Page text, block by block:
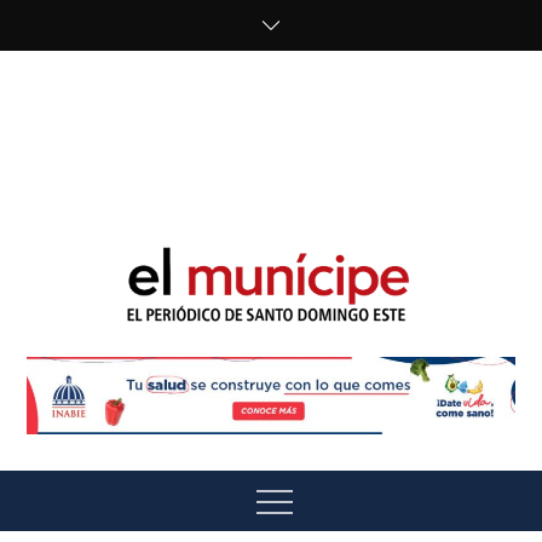
El Munícipe
Menu